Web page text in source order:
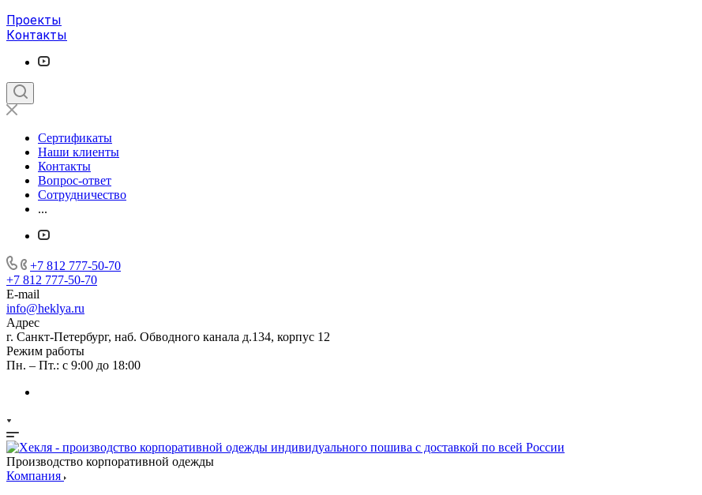
Проекты
Контакты
Сертификаты
Наши клиенты
Контакты
Вопрос-ответ
Сотрудничество
...
+7 812 777-50-70
+7 812 777-50-70
E-mail
info@heklya.ru
Адрес
г. Санкт-Петербург, наб. Обводного канала д.134, корпус 12
Режим работы
Пн. – Пт.: с 9:00 до 18:00
Производство корпоративной одежды
Компания